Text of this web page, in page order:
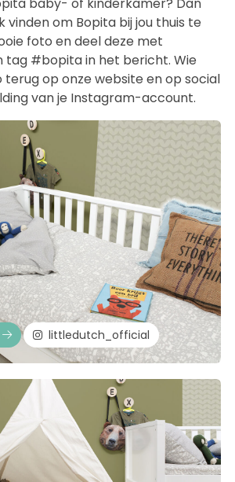
baby- of kinderkamer? Dan
vinden om Bopita bij jou thuis te
foto en deel deze met
tag #bopita in het bericht. Wie
terug op onze website en op social
van je Instagram-account.
littledutch_official